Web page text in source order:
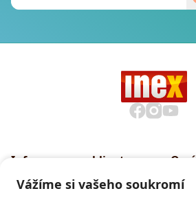
Informace pro klienty
podmínky CK INEX
O nás
Vážíme si vašeho soukromí